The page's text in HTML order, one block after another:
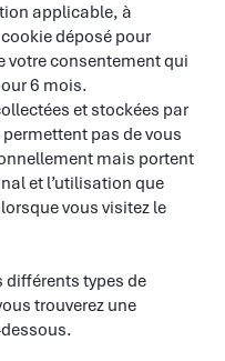
applicable, à
déposé pour
votre consentement qui
6 mois.
et stockées par
pas de vous
mais portent
et l’utilisation que
vous visitez le
types de
trouverez une